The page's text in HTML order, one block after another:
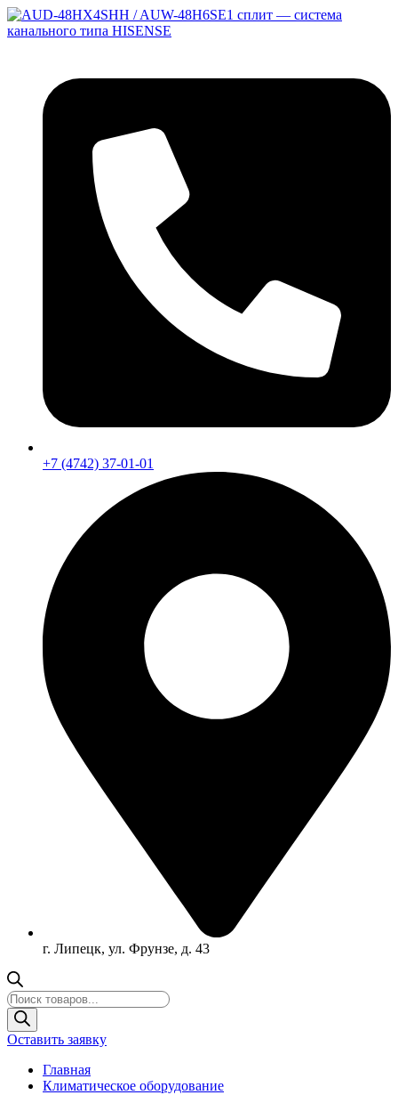
Перейти
к
+7 (4742) 37-01-01
г. Липецк, ул. Фрунзе, д. 43
Поиск
товаров
Оставить заявку
Главная
Климатическое оборудование